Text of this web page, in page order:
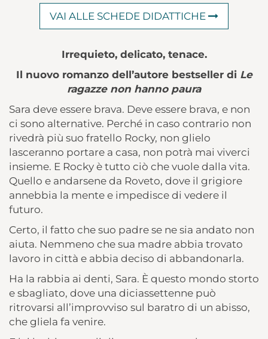
VAI ALLE SCHEDE DIDATTICHE
Irrequieto, delicato, tenace.
Il nuovo romanzo dell’autore bestseller di Le
ragazze non hanno paura
Sara deve essere brava. Deve essere brava, e non
ci sono alternative. Perché in caso contrario non
rivedrà più suo fratello Rocky, non glielo
lasceranno portare a casa, non potrà mai viverci
insieme. E Rocky è tutto ciò che vuole dalla vita.
Quello e andarsene da Roveto, dove il grigiore
annebbia la mente e impedisce di vedere il
futuro.
Certo, il fatto che suo padre se ne sia andato non
aiuta. Nemmeno che sua madre abbia trovato
lavoro in città e abbia deciso di abbandonarla.
Ha la rabbia ai denti, Sara. È questo mondo storto
e sbagliato, dove una diciassettenne può
ritrovarsi all’improvviso sul baratro di un abisso,
che gliela fa venire.